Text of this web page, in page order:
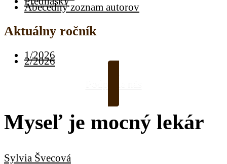
Abecedný zoznam autorov
Aktuálny ročník
1/2026
2/2026
Myseľ je mocný lekár
Sylvia Švecová